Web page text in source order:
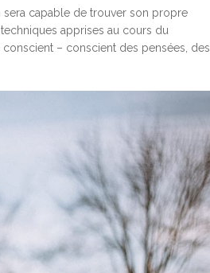
capable de trouver son propre
apprises au cours du
– conscient des pensées, des